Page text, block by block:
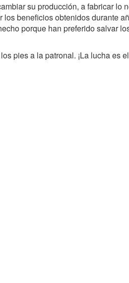
su producción, a fabricar lo
beneficios obtenidos durante
porque han preferido salvar
pies a la patronal. ¡La lucha es